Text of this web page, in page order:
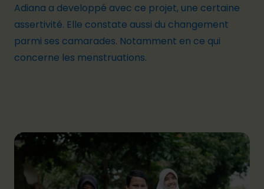
Adiana a developpé avec ce projet, une certaine
assertivité. Elle constate aussi du changement
parmi ses camarades. Notamment en ce qui
concerne les menstruations.